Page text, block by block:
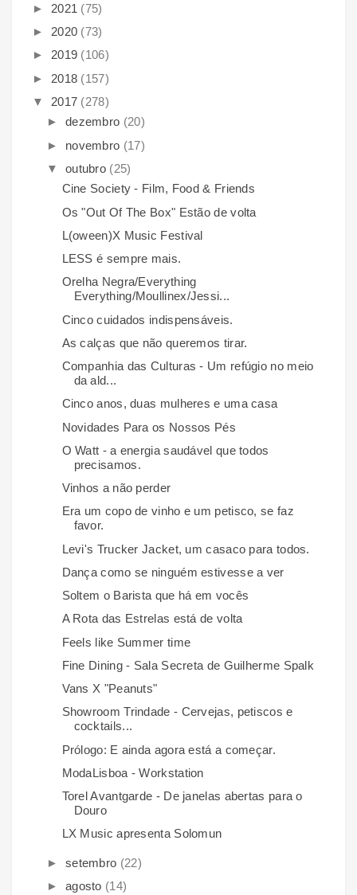
► 2021 (75)
► 2020 (73)
► 2019 (106)
► 2018 (157)
▼ 2017 (278)
► dezembro (20)
► novembro (17)
▼ outubro (25)
Cine Society - Film, Food & Friends
Os "Out Of The Box" Estão de volta
L(oween)X Music Festival
LESS é sempre mais.
Orelha Negra/Everything
Everything/Moullinex/Jessi...
Cinco cuidados indispensáveis.
As calças que não queremos tirar.
Companhia das Culturas - Um refúgio no meio
da ald...
Cinco anos, duas mulheres e uma casa
Novidades Para os Nossos Pés
O Watt - a energia saudável que todos
precisamos.
Vinhos a não perder
Era um copo de vinho e um petisco, se faz
favor.
Levi's Trucker Jacket, um casaco para todos.
Dança como se ninguém estivesse a ver
Soltem o Barista que há em vocês
A Rota das Estrelas está de volta
Feels like Summer time
Fine Dining - Sala Secreta de Guilherme Spalk
Vans X "Peanuts"
Showroom Trindade - Cervejas, petiscos e
cocktails...
Prólogo: E ainda agora está a começar.
ModaLisboa - Workstation
Torel Avantgarde - De janelas abertas para o
Douro
LX Music apresenta Solomun
► setembro (22)
► agosto (14)